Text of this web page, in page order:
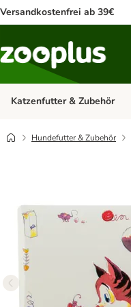
Versandkostenfrei ab 39€
Katzenfutter & Zubehör
Hundefutter & Zubehör